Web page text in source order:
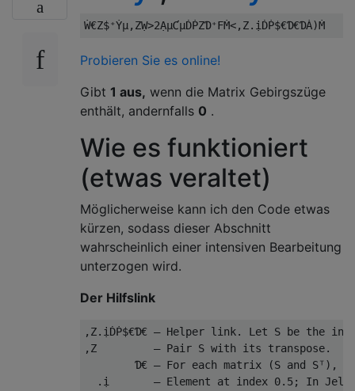
Probieren Sie es online!
Gibt 1 aus, wenn die Matrix Gebirgszüge
enthält, andernfalls 0 .
Wie es funktioniert
(etwas veraltet)
Möglicherweise kann ich den Code etwas
kürzen, sodass dieser Abschnitt
wahrscheinlich einer intensiven Bearbeitung
unterzogen wird.
Der Hilfslink
,Z.ịḊṖ$€Ɗ€ – Helper link. Let S be the
,Z         – Pair S with its transpose.
Ɗ€ – For each matrix (S and Sᵀ),
.ị       – Element at index 0.5; In